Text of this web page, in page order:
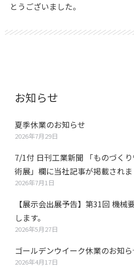
とうございました。
お知らせ
夏季休業のお知らせ
2026年7月29日
7/1付 日刊工業新聞 「ものづく
術展」欄に当社記事が掲載され
2026年7月1日
【展示会出展予告】第31回 機械
します。
2026年5月27日
ゴールデンウイーク休業のお知
2026年4月17日